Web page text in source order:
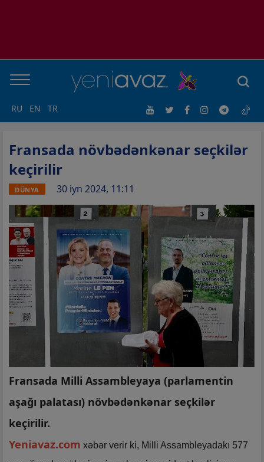
RU EN TR
Fransada növbədənkənar seçkilər
keçirilir
DÜNYA 30 iyn 2024, 11:11
Fransada Milli Assambleyaya (parlamentin
aşağı palatası) növbədənkənar seçkilər
keçirilir.
Yeniavaz.com xəbər verir ki, Milli Assambleyadakı 577